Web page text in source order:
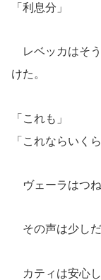
「利息分」
レベッカはそ
けた。
「これも」
「これならいく
ヴェーラはつね
その声は少しだ
カティは安心